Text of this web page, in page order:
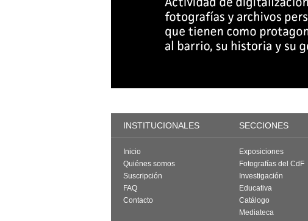
INSTITUCIONALES SECCIONES
Inicio
Quiénes somos
Suscripción
FAQ
Contacto
Exposiciones
Fotografías del CdF
Investigación
Educativa
Catálogo
Mediateca